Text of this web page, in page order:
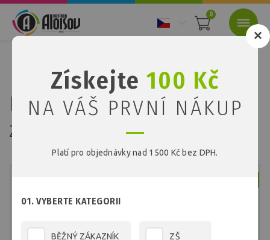
0
Barevný kopírovací papír zelený A4/80g/100 listů
Barevný kopírovací papír
zelený A4/80g/100 listů
Získejte100 Kč
NA VÁŠ PRVNÍ NÁKUP
Platí pro objednávky nad 1500 Kč bez DPH.
01. VYBERTE KATEGORII
BĚŽNÝ ZÁKAZNÍK ZŠ